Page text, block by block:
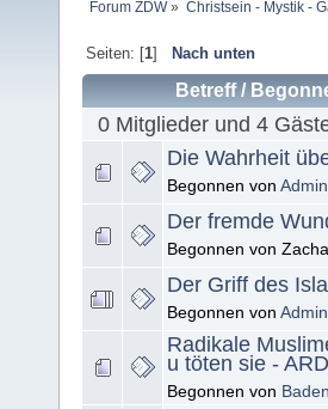
Forum ZDW» Christsein - Mystik -
Seiten: [1] Nach unten
Betreff/
0 Mitglieder und 4
Die Wahrheit
Begonnen von Admin
Der fremde
Begonnen von
Der Griff des
Begonnen von Admin
Radikale
u töten sie -
Begonnen von